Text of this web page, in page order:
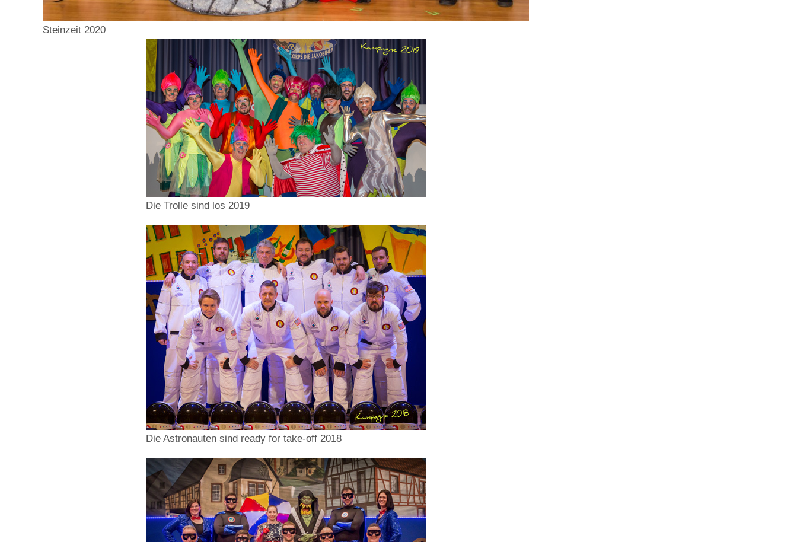
Steinzeit 2020
Die Trolle sind los 2019
Die Astronauten sind ready for take-off 2018